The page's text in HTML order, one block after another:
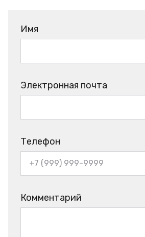
Имя
Электронная почта
Телефон
Комментарий